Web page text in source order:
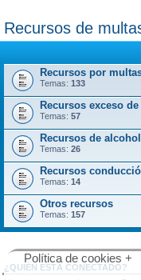
Recursos de
Recursos por
Temas: 133
Recursos exceso
Temas: 57
Recursos de
Temas: 26
Recursos
Temas: 14
Otros recursos
Temas: 157
¿QUIÉN ESTÁ CONECTADO?
Política de cookies +